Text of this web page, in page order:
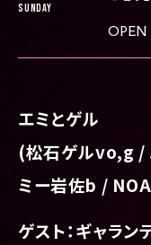
Sunday
OPEN
エミとゲル
(松石ゲルvo,g /
ミー岩佐b /
ゲスト：ギャラン